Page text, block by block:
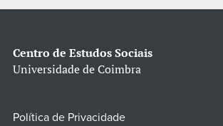
Centro de Estudos Sociais
Universidade de Coimbra
Política de Privacidade